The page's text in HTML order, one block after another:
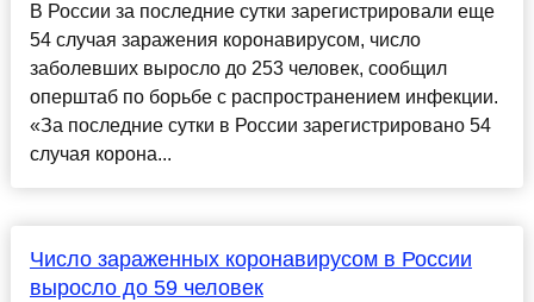
В России за последние сутки зарегистрировали еще
54 случая заражения коронавирусом, число
заболевших выросло до 253 человек, сообщил
оперштаб по борьбе с распространением инфекции.
«За последние сутки в России зарегистрировано 54
случая корона...
Число зараженных коронавирусом в России
выросло до 59 человек